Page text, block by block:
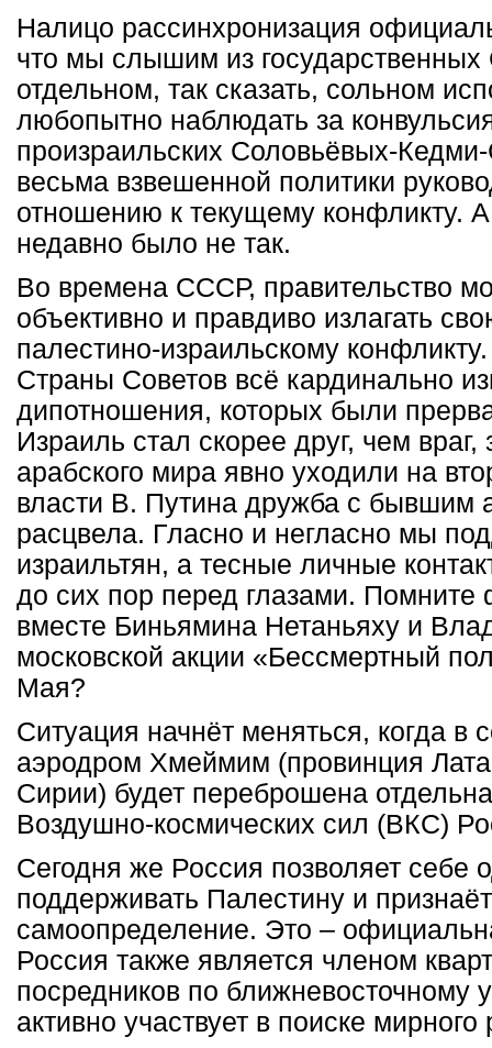
Налицо рассинхронизация
что мы слышим из
отдельном, так сказать, сольном
любопытно наблюдать за
произраильских Соловьёвых-
весьма взвешенной политики
отношению к текущему конфликту.
недавно было не так.
Во времена СССР, правительство
объективно и правдиво излагать
палестино-израильскому
Страны Советов всё кардинально
дипотношения, которых были
Израиль стал скорее друг, чем
арабского мира явно уходили на
власти В. Путина дружба с бывшим
расцвела. Гласно и негласно мы
израильтян, а тесные личные
до сих пор перед глазами.
вместе Биньямина Нетаньяху и
московской акции «Бессмертный
Мая?
Ситуация начнёт меняться, когда в
аэродром Хмеймим (провинция
Сирии) будет переброшена
Воздушно-космических сил (ВКС)
Сегодня же Россия позволяет себе
поддерживать Палестину и
самоопределение. Это –
Россия также является членом
посредников по ближневосточному
активно участвует в поиске